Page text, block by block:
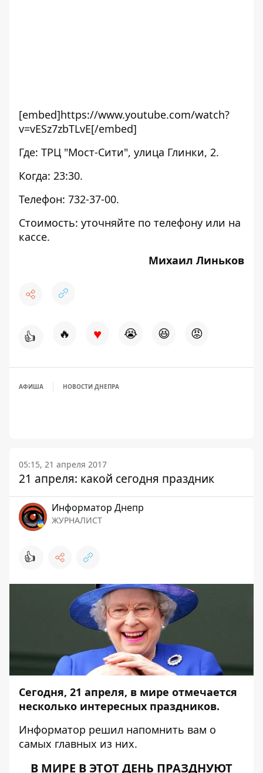
[embed]https://www.youtube.com/watch?
v=vESz7zbTLvE[/embed]
Где: ТРЦ "Мост-Сити", улица Глинки, 2.
Когда: 23:30.
Телефон: 732-37-00.
Стоимость: уточняйте по телефону или на
кассе.
Михаил Линьков
👍 🔥 ♥ 😭 😆 😡
АФИША НОВОСТИ ДНЕПРА
05:15, 21 апреля 2017
21 апреля: какой сегодня праздник
Информатор Днепр
ЖУРНАЛИСТ
👍
Сегодня, 21 апреля, в мире отмечается
несколько интересных праздников.
Информатор решил напомнить вам о
самых главных из них.
В МИРЕ В ЭТОТ ДЕНЬ ПРАЗДНУЮТ